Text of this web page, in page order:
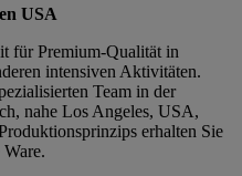
USA
für Premium-Qualität in
intensiven Aktivitäten.
Team in der
nahe Los Angeles, USA,
erhalten Sie